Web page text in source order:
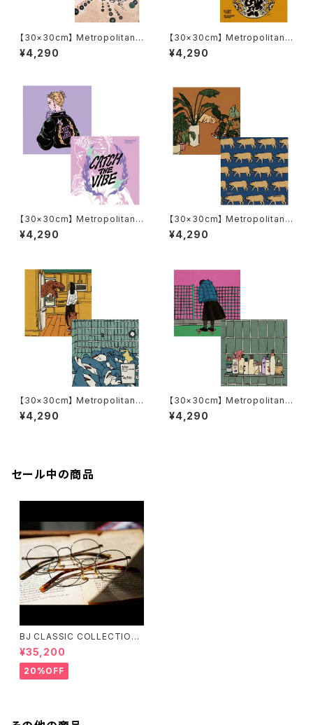
【30×30cm】 Metropolitan
Crossbottle メトロポリタンク
ロスボトル MCB334 / TAM-T
¥4,290
【30×30cm】 Metropolitan
Crossbottle メトロポリタンク
ロスボトル MCB344 / 上上ノ
¥4,290
【30×30cm】 Metropolitan
Crossbottle メトロポリタンク
ロスボトル MCB339 / CATC
¥4,290
【30×30cm】 Metropolitan
Crossbottle メトロポリタンク
ロスボトル MCB340 / the cat
¥4,290
【30×30cm】 Metropolitan
Crossbottle メトロポリタンク
ロスボトル MCB341 / Harmle
¥4,290
【30×30cm】 Metropolitan
Crossbottle メトロポリタンク
ロスボトル MCB342 / Daily li
¥4,290
セール中の商品
BJ CLASSIC COLLECTION
¥35,200
20%OFF